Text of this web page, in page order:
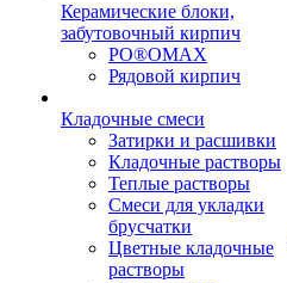
Керамические блоки,
забутовочный кирпич
PO®OMAX
Рядовой кирпич
Кладочные смеси
Затирки и расшивки
Кладочные растворы
Теплые растворы
Смеси для укладки
брусчатки
Цветные кладочные
растворы